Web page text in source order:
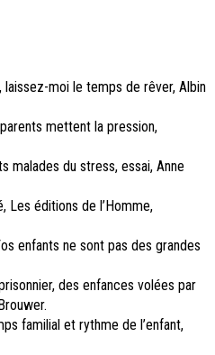
laissez-moi le temps de rêver, Albin
mettent la pression,
malades du stress, essai, Anne
Les éditions de l’Homme,
enfants ne sont pas des grandes
des enfances volées par
familial et rythme de l’enfant,